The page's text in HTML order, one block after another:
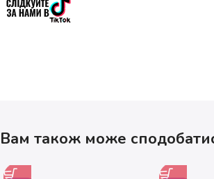
Вам також може